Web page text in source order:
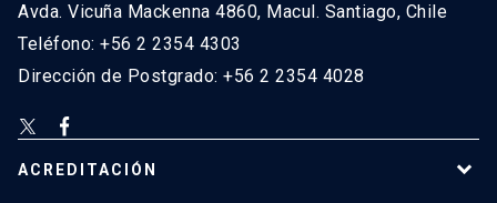
Avda. Vicuña Mackenna 4860, Macul. Santiago, Chile
Teléfono: +56 2 2354 4303
Dirección de Postgrado: +56 2 2354 4028
ACREDITACIÓN